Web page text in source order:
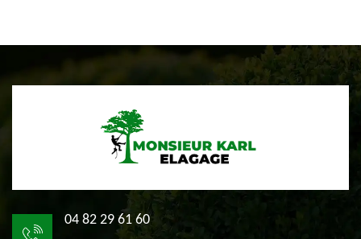
04 82 29 61 60